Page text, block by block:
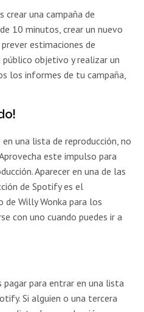
crear una campaña de
10 minutos, crear un nuevo
estimaciones de
objetivo y realizar un
los informes de tu campaña,
una lista de reproducción, no
este impulso para
Aparecer en una de las
de Spotify es el
Willy Wonka para los
con uno cuando puedes ir a
pagar para entrar en una lista
Si alguien o una tercera